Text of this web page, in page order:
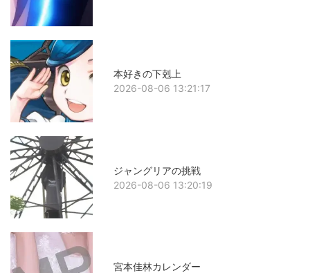
本好きの下剋上
2026-08-06 13:21:17
ジャングリアの挑戦
2026-08-06 13:20:19
宮本佳林カレンダー